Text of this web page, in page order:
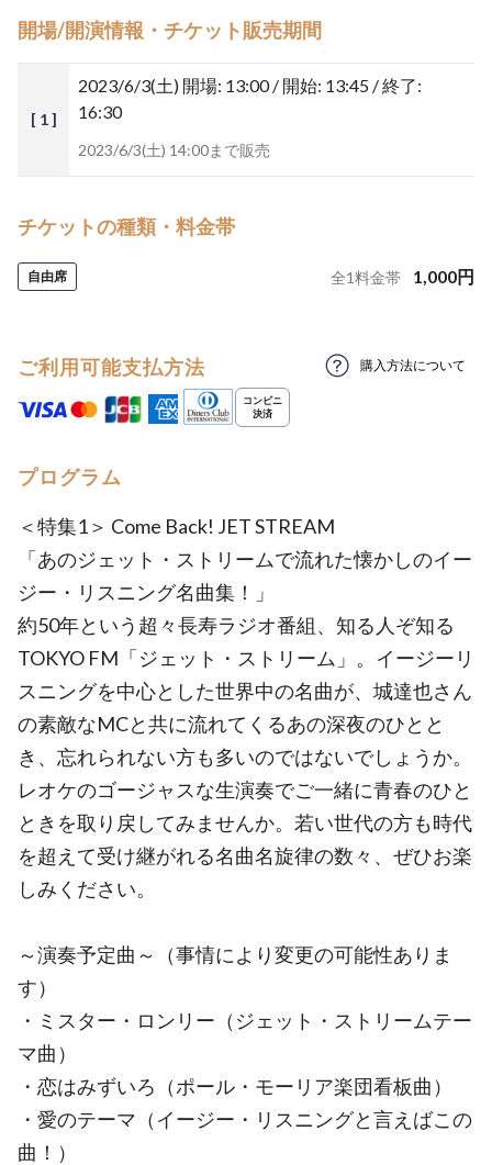
開場/開演情報・チケット販売期間
[ 1 ]
2023/6/3(土) 開場: 13:00 / 開始: 13:45 / 終了:
16:30
2023/6/3(土) 14:00まで販売
チケットの種類・料金帯
自由席 全1料金帯 1,000円
ご利用可能支払方法 購入方法について
プログラム
＜特集1＞ Come Back! JET STREAM
「あのジェット・ストリームで流れた懐かしのイー
ジー・リスニング名曲集！」
約50年という超々長寿ラジオ番組、知る人ぞ知る
TOKYO FM「ジェット・ストリーム」。イージーリ
スニングを中心とした世界中の名曲が、城達也さん
の素敵なMCと共に流れてくるあの深夜のひとと
き、忘れられない方も多いのではないでしょうか。
レオケのゴージャスな生演奏でご一緒に青春のひと
ときを取り戻してみませんか。若い世代の方も時代
を超えて受け継がれる名曲名旋律の数々、ぜひお楽
しみください。
～演奏予定曲～（事情により変更の可能性ありま
す）
・ミスター・ロンリー（ジェット・ストリームテー
マ曲）
・恋はみずいろ（ポール・モーリア楽団看板曲）
・愛のテーマ（イージー・リスニングと言えばこの
曲！）